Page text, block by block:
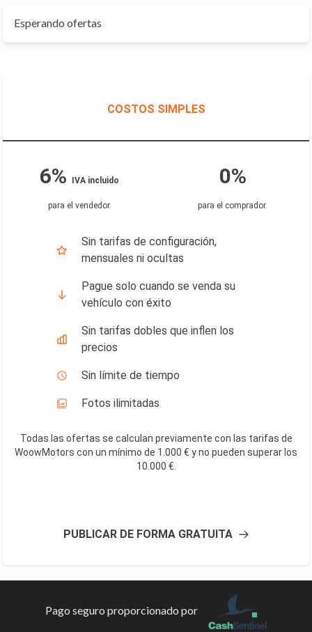
Esperando ofertas
COSTOS SIMPLES
6% IVA incluido 0%
para el vendedor. para el comprador.
Sin tarifas de configuración,
mensuales ni ocultas
Pague solo cuando se venda su
vehículo con éxito
Sin tarifas dobles que inflen los
precios
Sin límite de tiempo
Fotos ilimitadas
Todas las ofertas se calculan previamente con las tarifas de
WoowMotors con un mínimo de 1.000 € y no pueden superar los
10.000 €
PUBLICAR DE FORMA GRATUITA
Pago seguro proporcionado por